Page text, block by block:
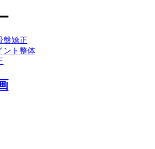
盤矯正
ント整体